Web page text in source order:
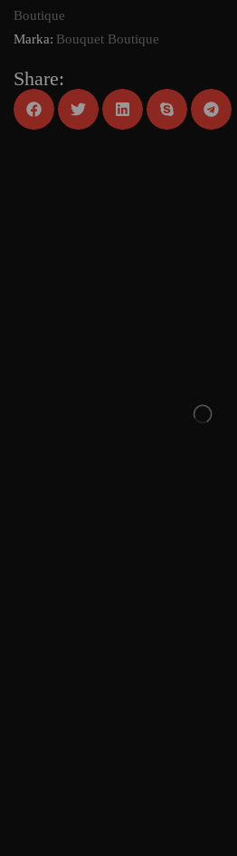
Boutique
Marka: Bouquet Boutique
Share: